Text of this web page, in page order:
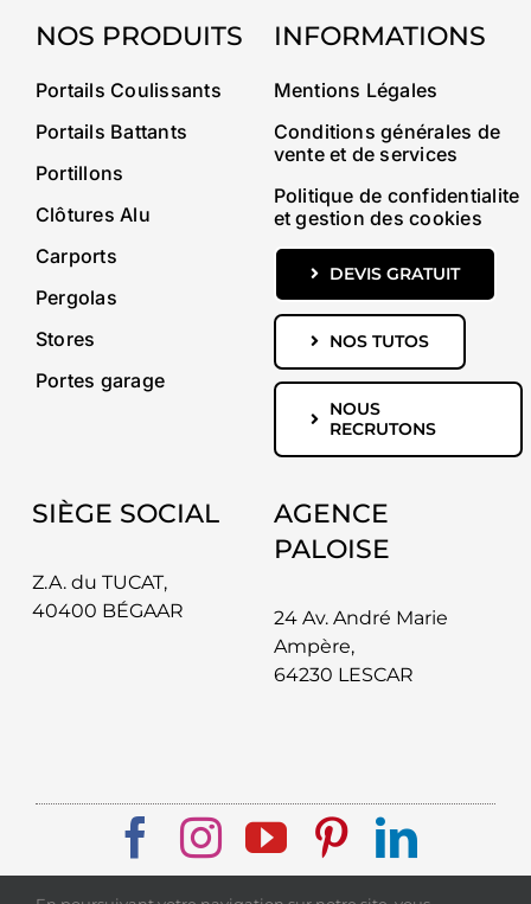
NOS PRODUITS
Portails Coulissants
Portails Battants
Portillons
Clôtures Alu
Carports
Pergolas
Stores
Portes garage
INFORMATIONS
Mentions Légales
Conditions générales de
vente et de services
Politique de confidentialite
et gestion des cookies
DEVIS GRATUIT
NOS TUTOS
NOUS
RECRUTONS
SIÈGE SOCIAL
Z.A. du TUCAT,
40400 BÉGAAR
AGENCE
PALOISE
24 Av. André Marie
Ampère,
64230 LESCAR